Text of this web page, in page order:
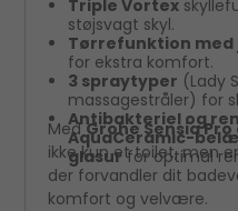
Triple Vortex
støjsvagt skyl.
Tørrefunktion
for ekstra komfort.
3 spraytyper (Lady
massagestråler) for
Antibakteriel og
AquaCeramic-
glasurfor optimal
MedGrohe Sensia
ikke kun et toilet, men
der forvandler dit
komfort og velvære.